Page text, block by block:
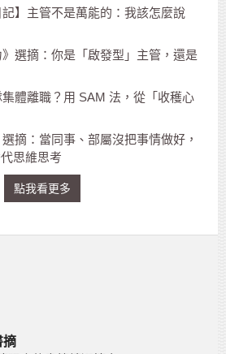
記】主管不是萬能的：我該怎麼說
》選摘：你是「啟發型」主管，還是
體離職？用 SAM 法，從「收穫心
選摘：當同事、部屬沒把事情做好，
思維思考
點我看更多
摘